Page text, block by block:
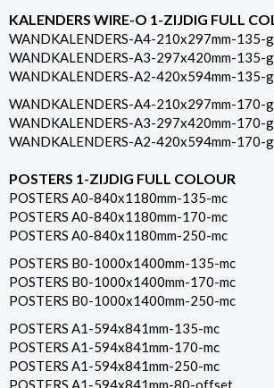
KALENDERS WIRE-O 1-ZIJDIG FULL
WANDKALENDERS-A4-210x297mm-135-
WANDKALENDERS-A3-297x420mm-135-
WANDKALENDERS-A2-420x594mm-135-
WANDKALENDERS-A4-210x297mm-170-
WANDKALENDERS-A3-297x420mm-170-
WANDKALENDERS-A2-420x594mm-170-
POSTERS 1-ZIJDIG FULL COLOUR
POSTERS A0-840x1180mm-135-mc
POSTERS A0-840x1180mm-170-mc
POSTERS A0-840x1180mm-250-mc
POSTERS B0-1000x1400mm-135-mc
POSTERS B0-1000x1400mm-170-mc
POSTERS B0-1000x1400mm-250-mc
POSTERS A1-594x841mm-135-mc
POSTERS A1-594x841mm-170-mc
POSTERS A1-594x841mm-250-mc
POSTERS A1-594x841mm-80-offset